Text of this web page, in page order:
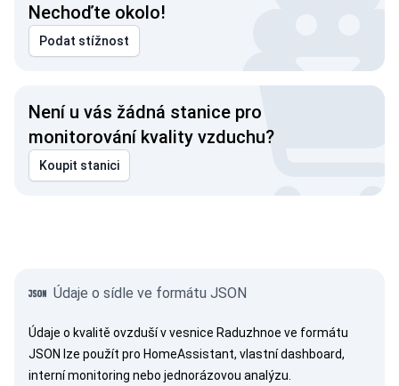
Nechoďte okolo!
Podat stížnost
Není u vás žádná stanice pro
monitorování kvality vzduchu?
Koupit stanici
Údaje o sídle ve formátu JSON
Údaje o kvalitě ovzduší v vesnice Raduzhnoe ve formátu
JSON lze použít pro HomeAssistant, vlastní dashboard,
interní monitoring nebo jednorázovou analýzu.